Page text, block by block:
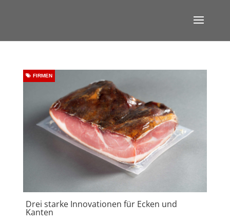
Drei starke Innovationen für Ecken und
Kanten
FIRMEN